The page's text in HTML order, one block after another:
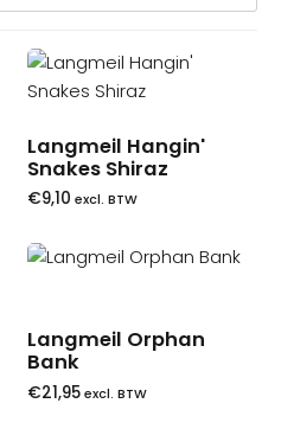
Langmeil Hangin'
Snakes Shiraz
€9,10 excl. BTW
Langmeil Orphan
Bank
€21,95 excl. BTW